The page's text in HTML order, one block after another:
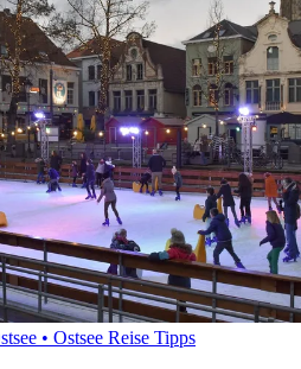
• Ostsee Reise Tipps